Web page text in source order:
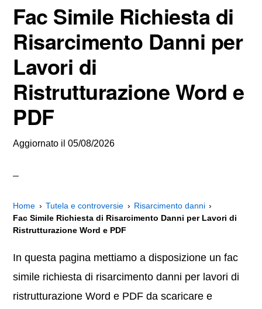
Fac Simile Richiesta di
Risarcimento Danni per
Lavori di
Ristrutturazione Word e
PDF
Aggiornato il05/08/2026
Home Tutela e controversie
Risarcimento danni
Fac Simile Richiesta di Risarcimento Danni per Lavori di
Ristrutturazione Word e PDF
In questa pagina mettiamo a disposizione un fac
simile richiesta di risarcimento danni per lavori di
ristrutturazione Word e PDF da scaricare e